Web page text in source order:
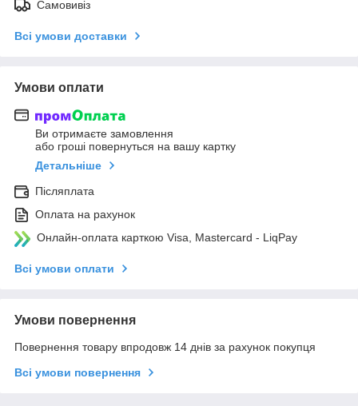
Самовивіз
Всі умови доставки
Умови оплати
Ви отримаєте замовлення
або гроші повернуться на вашу картку
Детальніше
Післяплата
Оплата на рахунок
Онлайн-оплата карткою Visa, Mastercard - LiqPay
Всі умови оплати
Умови повернення
Повернення товару впродовж 14 днів за рахунок покупця
Всі умови повернення